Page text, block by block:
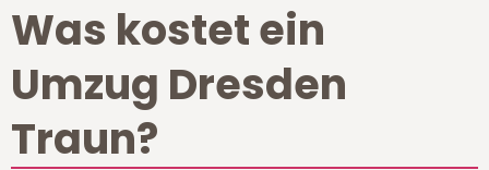
Was kostet ein
Umzug Dresden
Traun?